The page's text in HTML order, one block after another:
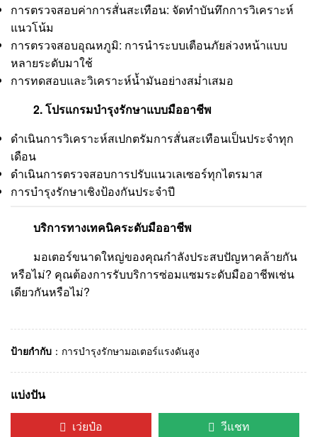
การตรวจสอบค่าการสั่นสะเทือน: จัดทำบันทึกการวิเคราะห์
แนวโน้ม
การตรวจสอบอุณหภูมิ: การนำระบบเตือนภัยล่วงหน้าแบบ
หลายระดับมาใช้
การทดสอบและวิเคราะห์น้ำมันอย่างสม่ำเสมอ
2. โปรแกรมบำรุงรักษาแบบมืออาชีพ
ดำเนินการวิเคราะห์สเปกตรัมการสั่นสะเทือนเป็นประจำทุก
เดือน
ดำเนินการตรวจสอบการปรับแนวเลเซอร์ทุกไตรมาส
การบำรุงรักษาเชิงป้องกันประจำปี
บริการทางเทคนิคระดับมืออาชีพ
มอเตอร์ขนาดใหญ่ของคุณกำลังประสบปัญหาคล้ายกัน
หรือไม่? คุณต้องการรับบริการซ่อมแซมระดับมืออาชีพเช่น
เดียวกันหรือไม่?
ป้ายกำกับ ： การบำรุงรักษามอเตอร์แรงดันสูง
แบ่งปัน
เว่ยป๋อ
วีแชท